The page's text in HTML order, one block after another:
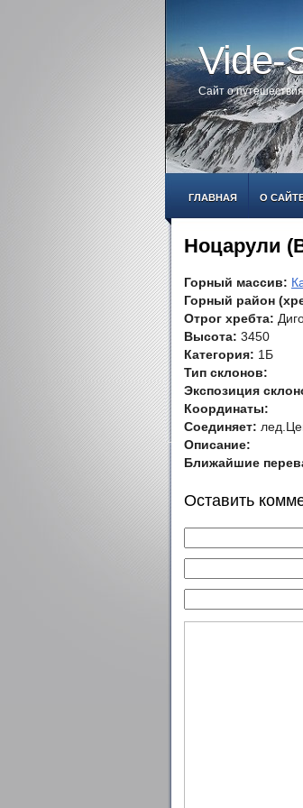
Сайт о
ГЛАВНАЯ О
Ноцарули
Горный массив:
Горный район
Отрог хребта:
Высота: 3450
Категория: 1Б
Тип склонов:
Экспозиция
Координаты:
Соединяет:
Описание:
Ближайшие
Оставить